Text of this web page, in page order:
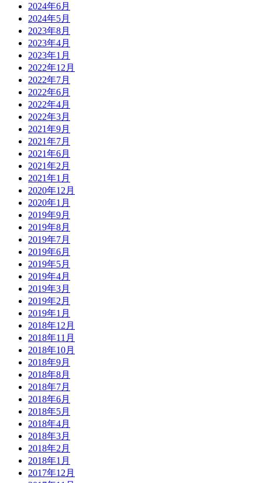
2024年6月
2024年5月
2023年8月
2023年4月
2023年1月
2022年12月
2022年7月
2022年6月
2022年4月
2022年3月
2021年9月
2021年7月
2021年6月
2021年2月
2021年1月
2020年12月
2020年1月
2019年9月
2019年8月
2019年7月
2019年6月
2019年5月
2019年4月
2019年3月
2019年2月
2019年1月
2018年12月
2018年11月
2018年10月
2018年9月
2018年8月
2018年7月
2018年6月
2018年5月
2018年4月
2018年3月
2018年2月
2018年1月
2017年12月